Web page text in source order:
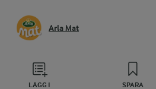
Arla Mat
LÄGG I
SPARA